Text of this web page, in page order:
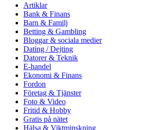
Artiklar
Bank & Finans
Barn & Familj
Betting & Gambling
Bloggar & sociala medier
Dating / Dejting
Datorer & Teknik
E-handel
Ekonomi & Finans
Fordon
Företag & Tjänster
Foto & Video
Fritid & Hobby
Gratis på nätet
Hälsa & Viktminskning